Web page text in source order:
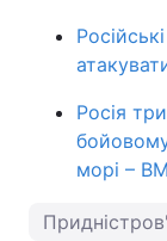
Росія
морі –